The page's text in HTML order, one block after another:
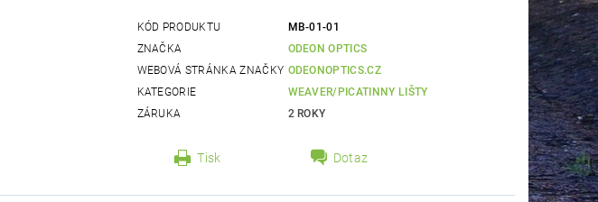
KÓD PRODUKTU
MB-01-01
ZNAČKA
ODEON OPTICS
WEBOVÁ STRÁNKA ZNAČKY ODEONOPTICS.CZ
KATEGORIE
WEAVER/PICATINNY LIŠTY
ZÁRUKA
2 ROKY
Tisk Dotaz